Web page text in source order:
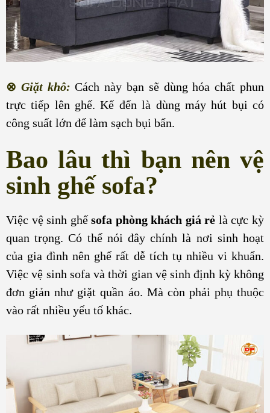
⊗ Giặt khô: Cách này bạn sẽ dùng hóa chất phun
trực tiếp lên ghế. Kế đến là dùng máy hút bụi có
công suất lớn để làm sạch bụi bẩn.
Bao lâu thì bạn nên vệ
sinh ghế sofa?
Việc vệ sinh ghếsofa phòng khách giá rẻ là cực kỳ
quan trọng. Có thể nói đây chính là nơi sinh hoạt
của gia đình nên ghế rất dễ tích tụ nhiều vi khuẩn.
Việc vệ sinh sofa và thời gian vệ sinh định kỳ không
đơn giản như giặt quần áo. Mà còn phải phụ thuộc
vào rất nhiều yếu tố khác.